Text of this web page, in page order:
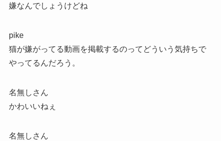
嫌なんでしょうけどね
pike
猫が嫌がってる動画を掲載するのってどういう気持ちで
やってるんだろう。
名無しさん
かわいいねぇ
名無しさん